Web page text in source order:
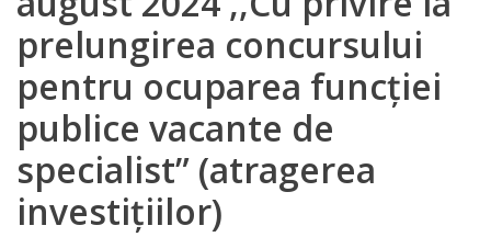
Orașe
înfrățite
Strategii
Registrul
de
prelungirea concursului
pentru ocuparea funcției
publice vacante de
specialist” (atragerea
investițiilor)